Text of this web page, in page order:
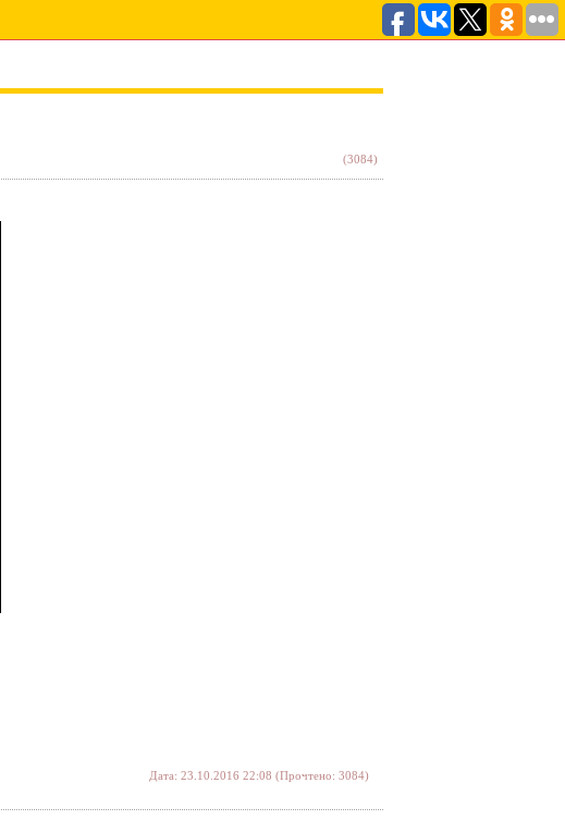
(3084)
Дата: 23.10.2016 22:08 (Прочтено: 3084)